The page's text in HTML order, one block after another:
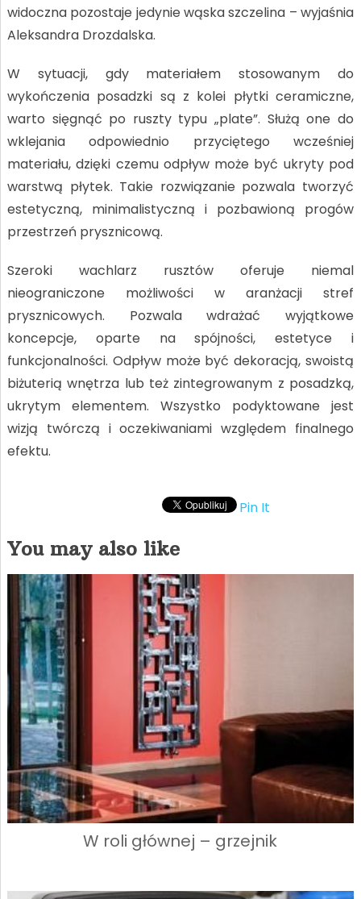
widoczna pozostaje jedynie wąska szczelina – wyjaśnia
Aleksandra Drozdalska.
W sytuacji, gdy materiałem stosowanym do
wykończenia posadzki są z kolei płytki ceramiczne,
warto sięgnąć po ruszty typu „plate”. Służą one do
wklejania odpowiednio przyciętego wcześniej
materiału, dzięki czemu odpływ może być ukryty pod
warstwą płytek. Takie rozwiązanie pozwala tworzyć
estetyczną, minimalistyczną i pozbawioną progów
przestrzeń prysznicową.
Szeroki wachlarz rusztów oferuje niemal
nieograniczone możliwości w aranżacji stref
prysznicowych. Pozwala wdrażać wyjątkowe
koncepcje, oparte na spójności, estetyce i
funkcjonalności. Odpływ może być dekoracją, swoistą
biżuterią wnętrza lub też zintegrowanym z posadzką,
ukrytym elementem. Wszystko podyktowane jest
wizją twórczą i oczekiwaniami względem finalnego
efektu.
Pin It
You may also like
W roli głównej – grzejnik